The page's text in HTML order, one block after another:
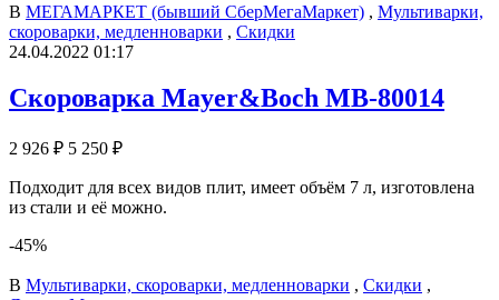
В МЕГАМАРКЕТ (бывший СберМегаМаркет) , Мультиварки,
скороварки, медленноварки , Скидки
24.04.2022 01:17
Скороварка Mayer&Boch MB-80014
2 926 ₽ 5 250 ₽
Подходит для всех видов плит, имеет объём 7 л, изготовлена
из стали и её можно.
-45%
В Мультиварки, скороварки, медленноварки , Скидки ,